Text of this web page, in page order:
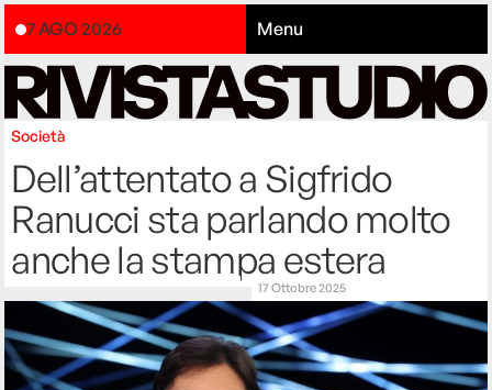
7 AGO 2026 Menu
Società
Dell’attentato a Sigfrido
Ranucci sta parlando molto
anche la stampa estera
17 Ottobre 2025